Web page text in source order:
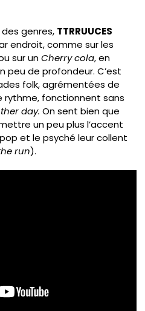
genres, TTRRUUCES
endroit, comme sur les
sur unCherry cola, en
peu de profondeur. C’est
folk, agrémentées de
rythme, fonctionnent sans
day. On sent bien que
un peu plus l’accent
et le psyché leur collent
run).